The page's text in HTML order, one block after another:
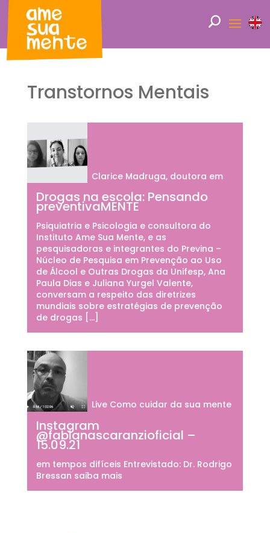
Transtornos Mentais
Drogas na escola: Pensando
preventivaMENTE
Clarice Madruga, doutora em
Psiquiatria e Psicologia e consultora do
Instituto Ame Sua Mente, e as
pesquisadoras e integrantes do Previna –
Núcleo de Pesquisa em Prevenção ao Uso
de Álcool e Outras Drogas da Unifesp, Ana
Paula Dias e Juliana Yurgel Valente,
conversam a respeito das diretrizes
mundiais sobre estratégias de prevenção
de drogas […]
Instagram
@fabianascaranzioficial –
15.09.21
Live Como cuidar da sua mente
em tempos difíceis Entrevistado: Dr. Rodrigo
Bressan saiba mais